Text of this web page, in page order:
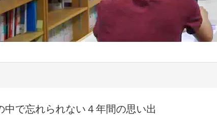
で忘れられない４年間の思い出